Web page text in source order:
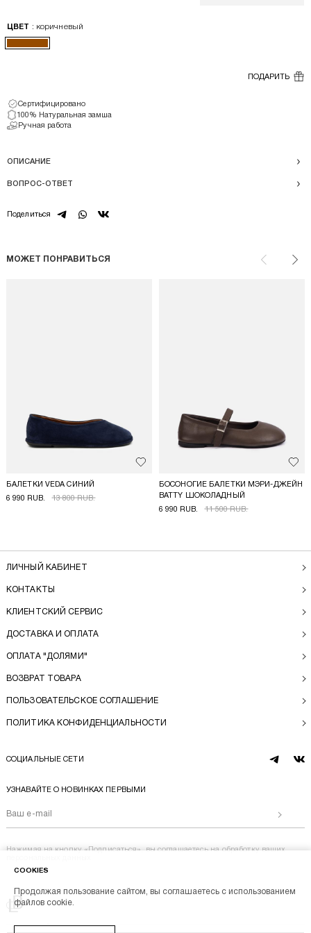
ЦВЕТ : коричневый
ПОДАРИТЬ
Сертифицировано
100% Натуральная замша
Ручная работа
ОПИСАНИЕ
ВОПРОС-ОТВЕТ
Поделиться telegramwhatsapp
vk
МОЖЕТ ПОНРАВИТЬСЯ
Назад
Добавить в избранное
БАЛЕТКИ VEDA СИНИЙ
6 990 RUB.
13 800 RUB.
БОСОНОГИЕ БАЛЕТКИ МЭРИ-ДЖЕЙН
BATTY ШОКОЛАДНЫЙ
6 990 RUB.
11 500 RUB.
Перейти на главную
BL BRAND © 2014-2026
ЛИЧНЫЙ КАБИНЕТ
КОНТАКТЫ
КЛИЕНТСКИЙ СЕРВИС
ДОСТАВКА И ОПЛАТА
ОПЛАТА "ДОЛЯМИ"
ВОЗВРАТ ТОВАРА
ПОЛЬЗОВАТЕЛЬСКОЕ СОГЛАШЕНИЕ
ПОЛИТИКА КОНФИДЕНЦИАЛЬНОСТИ
СОЦИАЛЬНЫЕ СЕТИ
telegram
vk
УЗНАВАЙТЕ О НОВИНКАХ ПЕРВЫМИ
Нажимая на кнопку «Подписаться», вы соглашаетесь на обработку ваших
COOKIES
Продолжая пользование сайтом, вы соглашаетесь с использованием
файлов cookie.